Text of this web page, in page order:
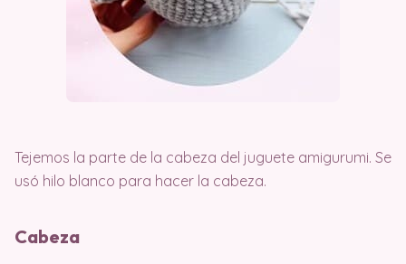
Tejemos la parte de la cabeza del juguete amigurumi. Se
usó hilo blanco para hacer la cabeza.
Cabeza